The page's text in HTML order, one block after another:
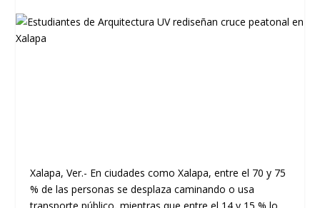
Xalapa, Ver.- En ciudades como Xalapa, entre el 70 y 75
% de las personas se desplaza caminando o usa